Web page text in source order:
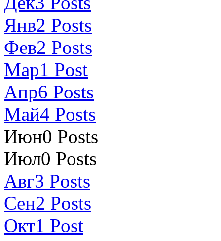
Янв2 Posts
Фев2 Posts
Мар1 Post
Апр6 Posts
Май4 Posts
Июн0 Posts
Июл0 Posts
Авг3 Posts
Сен2 Posts
Окт1 Post